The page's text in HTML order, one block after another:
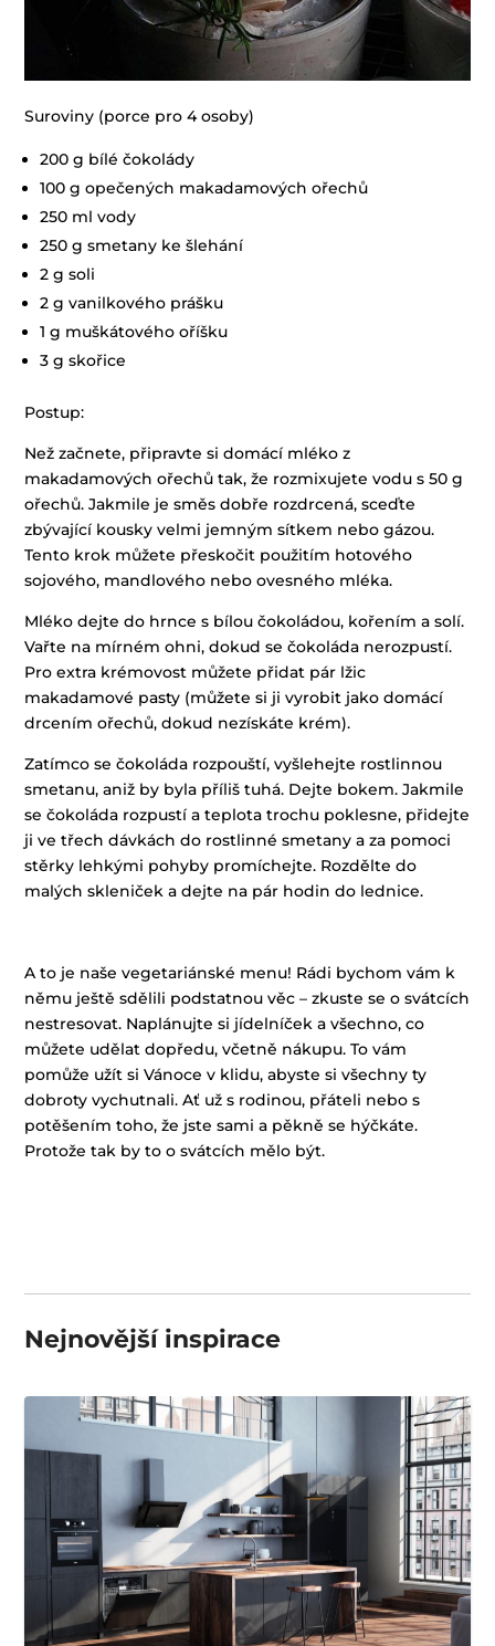
Suroviny (porce pro 4 osoby)
200 g bílé čokolády
100 g opečených makadamových ořechů
250 ml vody
250 g smetany ke šlehání
2 g soli
2 g vanilkového prášku
1 g muškátového oříšku
3 g skořice
Postup:
Než začnete, připravte si domácí mléko z
makadamových ořechů tak, že rozmixujete vodu s 50 g
ořechů. Jakmile je směs dobře rozdrcená, sceďte
zbývající kousky velmi jemným sítkem nebo gázou.
Tento krok můžete přeskočit použitím hotového
sojového, mandlového nebo ovesného mléka.
Mléko dejte do hrnce s bílou čokoládou, kořením a solí.
Vařte na mírném ohni, dokud se čokoláda nerozpustí.
Pro extra krémovost můžete přidat pár lžic
makadamové pasty (můžete si ji vyrobit jako domácí
drcením ořechů, dokud nezískáte krém).
Zatímco se čokoláda rozpouští, vyšlehejte rostlinnou
smetanu, aniž by byla příliš tuhá. Dejte bokem. Jakmile
se čokoláda rozpustí a teplota trochu poklesne, přidejte
ji ve třech dávkách do rostlinné smetany a za pomoci
stěrky lehkými pohyby promíchejte. Rozdělte do
malých skleniček a dejte na pár hodin do lednice.
A to je naše vegetariánské menu! Rádi bychom vám k
němu ještě sdělili podstatnou věc – zkuste se o svátcích
nestresovat. Naplánujte si jídelníček a všechno, co
můžete udělat dopředu, včetně nákupu. To vám
pomůže užít si Vánoce v klidu, abyste si všechny ty
dobroty vychutnali. Ať už s rodinou, přáteli nebo s
potěšením toho, že jste sami a pěkně se hýčkáte.
Protože tak by to o svátcích mělo být.
Nejnovější inspirace